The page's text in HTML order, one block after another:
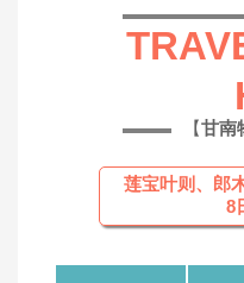
【甘南
莲宝叶则、郎
8